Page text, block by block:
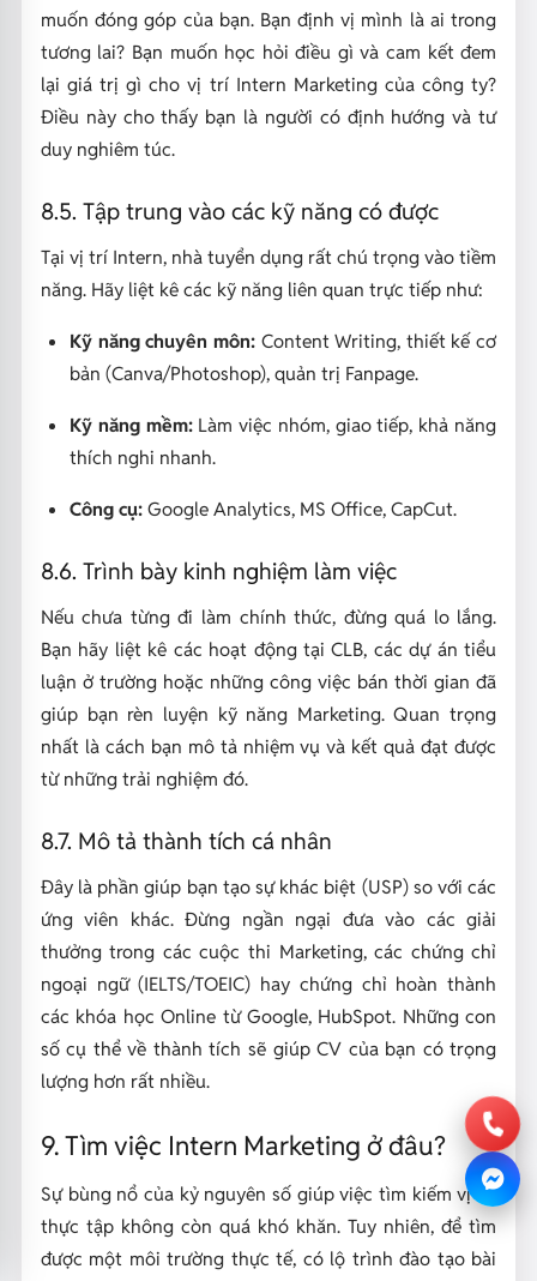
muốn đóng góp của bạn. Bạn định vị mình là ai trong
tương lai? Bạn muốn học hỏi điều gì và cam kết đem
lại giá trị gì cho vị trí Intern Marketing của công ty?
Điều này cho thấy bạn là người có định hướng và tư
duy nghiêm túc.
8.5. Tập trung vào các kỹ năng có được
Tại vị trí Intern, nhà tuyển dụng rất chú trọng vào tiềm
năng. Hãy liệt kê các kỹ năng liên quan trực tiếp như:
Kỹ năng chuyên môn:Content Writing, thiết kế cơ
bản (Canva/Photoshop), quản trị Fanpage.
Kỹ năng mềm:Làm việc nhóm, giao tiếp, khả năng
thích nghi nhanh.
Công cụ:Google Analytics, MS Office, CapCut.
8.6. Trình bày kinh nghiệm làm việc
Nếu chưa từng đi làm chính thức, đừng quá lo lắng.
Bạn hãy liệt kê các hoạt động tại CLB, các dự án tiểu
luận ở trường hoặc những công việc bán thời gian đã
giúp bạn rèn luyện kỹ năng Marketing. Quan trọng
nhất là cách bạn mô tả nhiệm vụ và kết quả đạt được
từ những trải nghiệm đó.
8.7. Mô tả thành tích cá nhân
Đây là phần giúp bạn tạo sự khác biệt (USP) so với các
ứng viên khác. Đừng ngần ngại đưa vào các giải
thưởng trong các cuộc thi Marketing, các chứng chỉ
ngoại ngữ (IELTS/TOEIC) hay chứng chỉ hoàn thành
các khóa học Online từ Google, HubSpot. Những con
số cụ thể về thành tích sẽ giúp CV của bạn có trọng
lượng hơn rất nhiều.
9. Tìm việc Intern Marketing ở đâu?
Sự bùng nổ của kỷ nguyên số giúp việc tìm kiếm vị trí
thực tập không còn quá khó khăn. Tuy nhiên, để tìm
được một môi trường thực tế, có lộ trình đào tạo bài